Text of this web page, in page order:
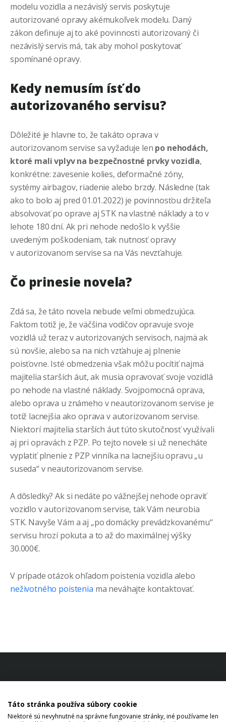
modelu vozidla a nezávislý servis poskytuje
autorizované opravy akémukoľvek modelu. Daný
zákon definuje aj to aké povinnosti autorizovaný či
nezávislý servis má, tak aby mohol poskytovať
spomínané opravy.
Kedy nemusím ísť do
autorizovaného servisu?
Dôležité je hlavne to, že takáto oprava v
autorizovanom servise sa vyžaduje len po nehodách,
ktoré mali vplyv na bezpečnostné prvky vozidla,
konkrétne: zavesenie kolies, deformačné zóny,
systémy airbagov, riadenie alebo brzdy. Následne (tak
ako to bolo aj pred 01.01.2022) je povinnosťou držiteľa
absolvovať po oprave aj STK na vlastné náklady a to v
lehote 180 dní. Ak pri nehode nedošlo k vyššie
uvedeným poškodeniam, tak nutnosť opravy
v autorizovanom servise sa na Vás nevzťahuje.
Čo prinesie novela?
Zdá sa, že táto novela nebude veľmi obmedzujúca.
Faktom totiž je, že väčšina vodičov opravuje svoje
vozidlá už teraz v autorizovaných servisoch, najmä ak
sú novšie, alebo sa na nich vzťahuje aj plnenie
poisťovne. Isté obmedzenia však môžu pocítiť najmä
majitelia starších áut, ak musia opravovať svoje vozidlá
po nehode na vlastné náklady. Svojpomocná oprava,
alebo oprava u známeho v neautorizovanom servise je
totiž lacnejšia ako oprava v autorizovanom servise.
Niektorí majitelia starších áut túto skutočnosť využívali
aj pri opravách z PZP. Po tejto novele si už nenecháte
vyplatiť plnenie z PZP vinníka na lacnejšiu opravu „u
suseda“ v neautorizovanom servise.
A dôsledky? Ak si nedáte po vážnejšej nehode opraviť
vozidlo v autorizovanom servise, tak Vám neurobia
STK. Navyše Vám a aj „po domácky prevádzkovanému“
servisu hrozí pokuta a to až do maximálnej výšky
30.000€.
V prípade otázok ohľadom poistenia vozidla alebo
neživotného poistenia ma neváhajte kontaktovať.
Táto stránka používa súbory cookie
Niektoré sú nevyhnutné na správne fungovanie stránky, iné používame len